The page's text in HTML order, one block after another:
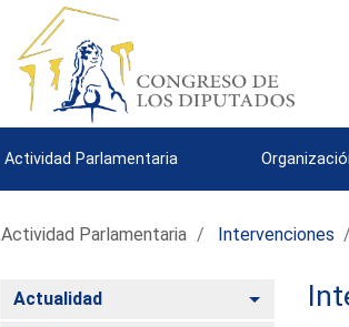
Actividad Parlamentaria
Actividad Parlamentaria Intervenciones
Actualidad Alternar